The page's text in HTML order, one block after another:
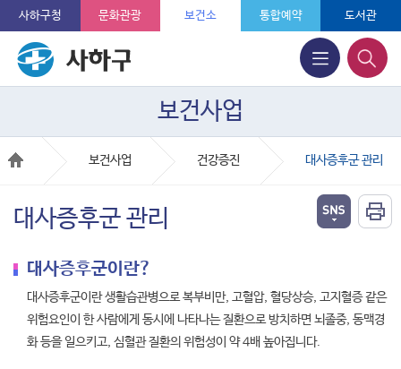
사하구청 문화관광 보건소 통합예약 도서관
보건사업
보건사업 건강증진 대사증후군 관리
대사증후군 관리
대사증후군이란?
대사증후군이란 생활습관병으로 복부비만, 고혈압, 혈당상승, 고지혈증 같은
위험요인이 한 사람에게 동시에 나타나는 질환으로 방치하면 뇌졸중, 동맥경
화 등을 일으키고, 심혈관 질환의 위험성이 약 4배 높아집니다.